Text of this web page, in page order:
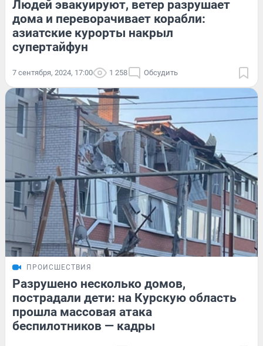
Людей эвакуируют, ветер разрушает
дома и переворачивает корабли:
азиатские курорты накрыл
супертайфун
7 сентября, 2024, 17:00 1 258 Обсудить
ПРОИСШЕСТВИЯ
Разрушено несколько домов,
пострадали дети: на Курскую область
прошла массовая атака
беспилотников — кадры